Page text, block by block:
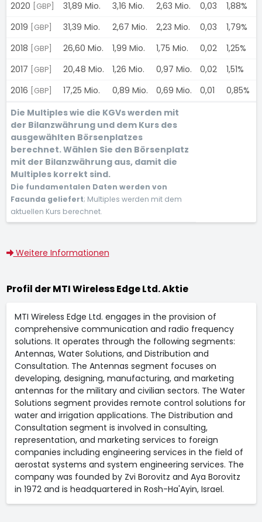
2020
[GBP] 31,89 Mio. 3,16 Mio. 2,63 Mio. 0,03
1,88%
2019
[GBP] 31,39 Mio. 2,67 Mio. 2,23 Mio. 0,03
1,79%
2018
[GBP] 26,60 Mio. 1,99 Mio. 1,75 Mio. 0,02
1,25%
2017
[GBP] 20,48 Mio. 1,26 Mio. 0,97 Mio. 0,02
1,51%
2016
[GBP] 17,25 Mio. 0,89 Mio. 0,69 Mio. 0,01
0,85%
Die Multiples wie die KGVs werden mit
der Bilanzwährung und dem Kurs des
ausgewählten Börsenplatzes
berechnet. Wählen Sie den Börsenplatz
mit der Bilanzwährung aus, damit die
Multiples korrekt sind.
Die fundamentalen Daten werden von
Facunda geliefert; Multiples werden mit dem
aktuellen Kurs berechnet.
Weitere Informationen
Profil der MTI Wireless Edge Ltd. Aktie
MTI Wireless Edge Ltd. engages in the provision of
comprehensive communication and radio frequency
solutions. It operates through the following segments:
Antennas, Water Solutions, and Distribution and
Consultation. The Antennas segment focuses on
developing, designing, manufacturing, and marketing
antennas for the military and civilian sectors. The Water
Solutions segment provides remote control solutions for
water and irrigation applications. The Distribution and
Consultation segment is involved in consulting,
representation, and marketing services to foreign
companies including engineering services in the field of
aerostat systems and system engineering services. The
company was founded by Zvi Borovitz and Aya Borovitz
in 1972 and is headquartered in Rosh-Ha'Ayin, Israel.